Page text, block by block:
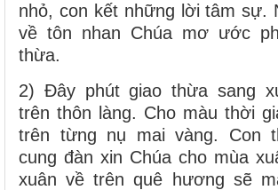
nhỏ, con kết những lời tâm sự.
về tôn nhan Chúa mơ ước
thừa.
2) Đây phút giao thừa sang
trên thôn làng. Cho màu thời
trên từng nụ mai vàng. Con
cung đàn xin Chúa cho mùa
xuân về trên quê hương sẽ